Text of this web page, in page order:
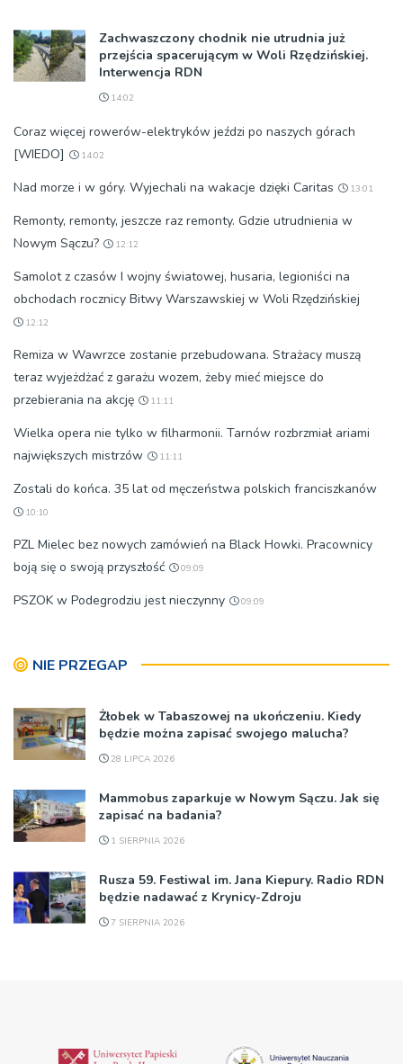
Zachwaszczony chodnik nie utrudnia już
przejścia spacerującym w Woli Rzędzińskiej.
Interwencja RDN
14:02
Coraz więcej rowerów-elektryków jeździ po naszych górach
[WIEDO]
14:02
Nad morze i w góry. Wyjechali na wakacje dzięki Caritas 13:01
Remonty, remonty, jeszcze raz remonty. Gdzie utrudnienia w
Nowym Sączu?
12:12
Samolot z czasów I wojny światowej, husaria, legioniści na
obchodach rocznicy Bitwy Warszawskiej w Woli Rzędzińskiej
12:12
Remiza w Wawrzce zostanie przebudowana. Strażacy muszą
teraz wyjeżdżać z garażu wozem, żeby mieć miejsce do
przebierania na akcję
11:11
Wielka opera nie tylko w filharmonii. Tarnów rozbrzmiał ariami
największych mistrzów
11:11
Zostali do końca. 35 lat od męczeństwa polskich franciszkanów
10:10
PZL Mielec bez nowych zamówień na Black Howki. Pracownicy
boją się o swoją przyszłość
09:09
PSZOK w Podegrodziu jest nieczynny 09:09
NIE PRZEGAP
Żłobek w Tabaszowej na ukończeniu. Kiedy
będzie można zapisać swojego malucha?
28 LIPCA 2026
Mammobus zaparkuje w Nowym Sączu. Jak się
zapisać na badania?
1 SIERPNIA 2026
Rusza 59. Festiwal im. Jana Kiepury. Radio RDN
będzie nadawać z Krynicy-Zdroju
7 SIERPNIA 2026